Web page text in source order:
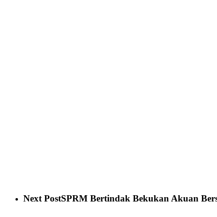
Next PostSPRM Bertindak Bekukan Akuan